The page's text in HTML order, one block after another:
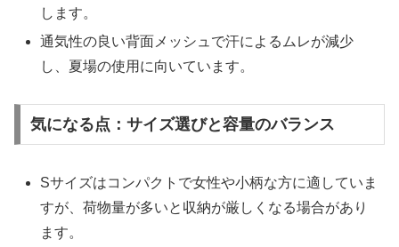
します。
通気性の良い背面メッシュで汗によるムレが減少
し、夏場の使用に向いています。
気になる点：サイズ選びと容量のバランス
Sサイズはコンパクトで女性や小柄な方に適していま
すが、荷物量が多いと収納が厳しくなる場合があり
ます。